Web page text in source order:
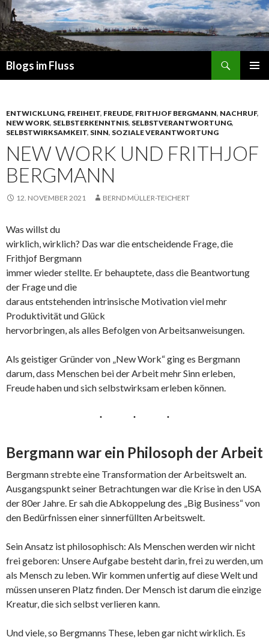
Blogs im Fluss
ENTWICKLUNG, FREIHEIT, FREUDE, FRITHJOF BERGMANN, NACHRUF,
NEW WORK, SELBSTERKENNTNIS, SELBSTVERANTWORTUNG,
SELBSTWIRKSAMKEIT, SINN, SOZIALE VERANTWORTUNG
NEW WORK UND FRITHJOF
BERGMANN
12. NOVEMBER 2021 BERND MÜLLER-TEICHERT
Was willst du
wirklich, wirklich? Das war die entscheidende Frage, die
Frithjof Bergmann
immer wieder stellte. Er behauptete, dass die Beantwortung
der Frage und die
daraus entstehenden intrinsische Motivation viel mehr
Produktivität und Glück
hervorbringen, als alles Befolgen von Arbeitsanweisungen.
Als geistiger Gründer von „New Work“ ging es Bergmann
darum, dass Menschen bei der Arbeit mehr Sinn erleben,
Freude haben und sich selbstwirksam erleben können.
Bergmann war ein Philosoph der Arbeit
Bergmann strebte eine Transformation der Arbeitswelt an.
Ausgangspunkt seiner Betrachtungen war die Krise in den USA
der 80er Jahre. Er sah die Abkoppelung des „Big Business“ von
den Bedürfnissen einer sinnerfüllten Arbeitswelt.
Sein Ansatz ist philosophisch: Als Menschen werden wir nicht
frei geboren: Unsere Aufgabe besteht darin, frei zu werden, um
als Mensch zu leben. Wir kommen unfertig auf diese Welt und
müssen unseren Platz finden. Der Mensch ist darum die einzige
Kreatur, die sich selbst verlieren kann.
Und viele, so Bergmanns These, leben gar nicht wirklich. Es